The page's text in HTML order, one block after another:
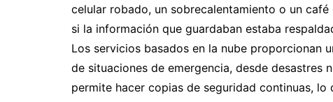
celular robado, un sobrecalentamiento o un
si la información que guardaban estaba
Los servicios basados en la nube proporcionan
de situaciones de emergencia, desde desastres
permite hacer copias de seguridad continuas,